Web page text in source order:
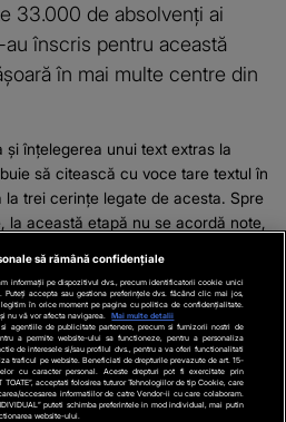
33.000 de absolvenți ai
înscris pentru această
în mai multe centre din
înțelegerea unui text extras la
să citească cu voce tare textul în
trei cerințe legate de acesta. Spre
la această etapă nu se acordă note,
să rămână confidențiale
informații pe dispozitivul dvs., precum identificatorii cookie unici
Puteți accepta sau gestiona preferințele dvs. făcând clic mai jos,
în orice moment pe pagina cu politica de confidențialitate.
nu vă vor afecta navigarea.
Mai multe detalii
agentiile de publicitate partenere, precum si furnizorii nostri de
a permite website-ului sa functioneze, pentru a personaliza
de interesele si/sau profilul dvs., pentru a va oferi functionalitati
traficul pe website. Beneficiati de drepturile prevazute de art. 15-
cu caracter personal. Aceste drepturi pot fi exercitate prin
TOATE”, acceptati folosirea tuturor Tehnologiilor de tip Cookie, care
accesarea informatiilor de catre Vendor-ii cu care colaboram.
puteti schimba preferintele in mod individual, mai putin
website-ului.